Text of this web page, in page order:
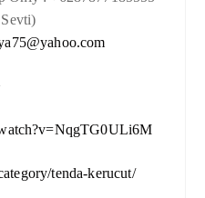
tenda-kerucut/